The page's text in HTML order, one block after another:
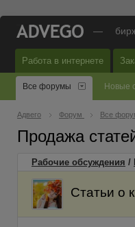
—
Работа в интернете
Все форумы Новые
Адвего Форум Все
Продажа
Рабочие обсуждения /
Статьи о